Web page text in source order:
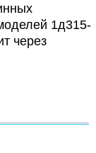
1д315-
через